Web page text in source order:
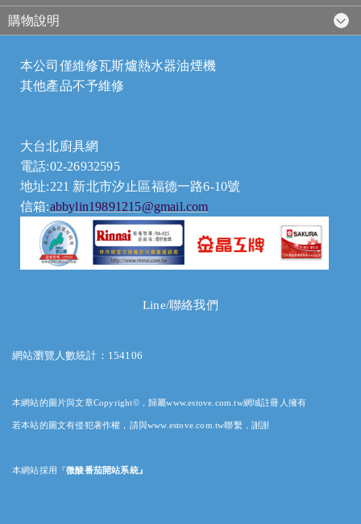
購物說明
本公司僅維修瓦斯爐熱水器油煙機
其他產品不予維修
大台北廚具網
電話:02-26932595
地址:221 新北市汐止區福德一路6-10號
信箱:abbylin19891215@gmail.com
Line/聯絡我們
網站瀏覽人數統計：154106
本網站的圖片與文章Copyright©，歸屬www.estove.com.tw網域註冊人擁有
若本站的圖文有侵犯著作權，請與www.estove.com.tw聯繫，謝謝
本網站採用 『微酸番茄開站系統』